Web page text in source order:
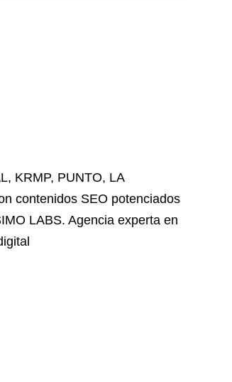
, KRMP, PUNTO, LA
contenidos SEO potenciados
LABS. Agencia experta en